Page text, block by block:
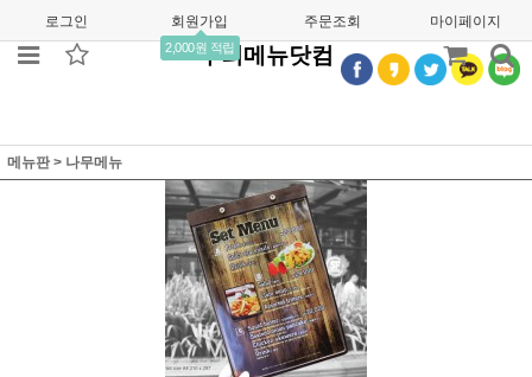
로그인 회원가입
2,000원 적립
주문조회 마이페이지
우리메뉴닷컴
메뉴판 > 나무메뉴